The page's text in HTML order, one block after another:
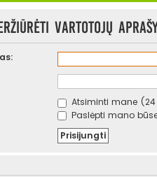
vartotojų
Atsiminti mane
Paslėpti mano